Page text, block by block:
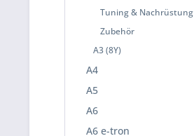
Tuning & Nachrüstung
Zubehör
A3 (8Y)
A4
A5
A6
A6 e-tron